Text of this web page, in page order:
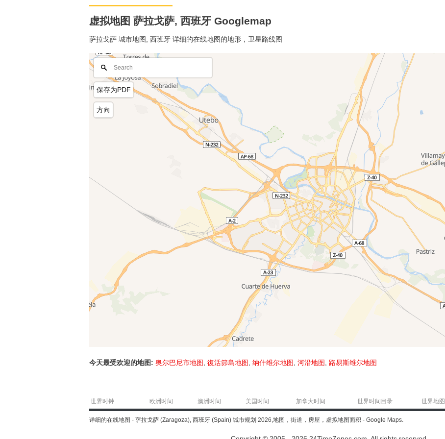
虚拟地图 萨拉戈萨, 西班牙 Googlemap
萨拉戈萨 城市地图, 西班牙 详细的在线地图的地形，卫星路线图
保存为PDF
方向
今天最受欢迎的地图: 奥尔巴尼市地图 復活節島地图 纳什维尔地图 河沿地图 路易斯维尔地图
世界时钟 欧洲时间 澳洲时间 美国时间 加拿大时间 世界时间目录 世界地图
详细的在线地图 - 萨拉戈萨 (Zaragoza), 西班牙 (Spain) 城市规划 2026,地图，街道，房屋，虚拟地图面积 - Google Maps.